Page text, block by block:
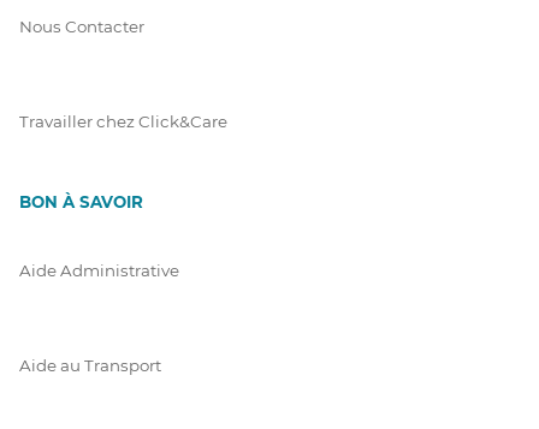
Nous Contacter
Travailler chez Click&Care
BON À SAVOIR
Aide Administrative
Aide au Transport